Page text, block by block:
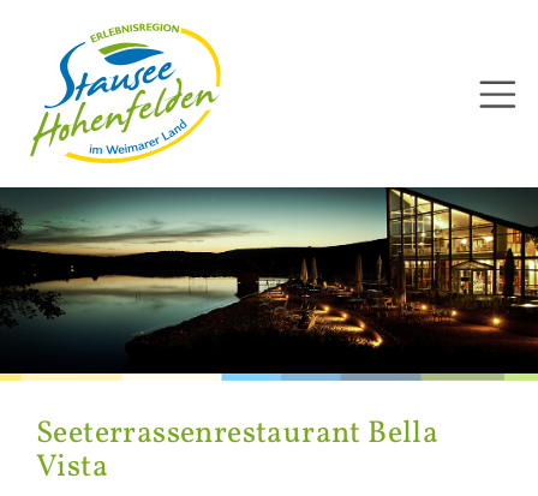
See­ter­ras­sen­re­stau­rant Bella
Vista